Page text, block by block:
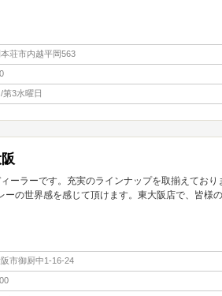
荘市内越平岡563
3水曜日
ーラーです。充実のラインナップを取揃えており
ーの世界感を感じて頂けます。東大阪店で、皆様の
市御厨中1-16-24